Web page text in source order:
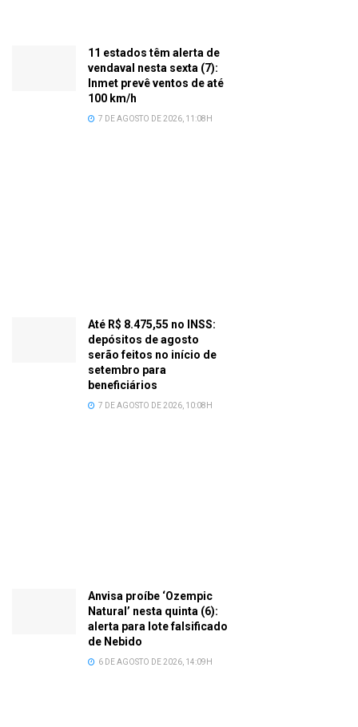
11 estados têm alerta de
vendaval nesta sexta (7):
Inmet prevê ventos de até
100 km/h
7 DE AGOSTO DE 2026, 11:08H
Até R$ 8.475,55 no INSS:
depósitos de agosto
serão feitos no início de
setembro para
beneficiários
7 DE AGOSTO DE 2026, 10:08H
Anvisa proíbe ‘Ozempic
Natural’ nesta quinta (6):
alerta para lote falsificado
de Nebido
6 DE AGOSTO DE 2026, 14:09H